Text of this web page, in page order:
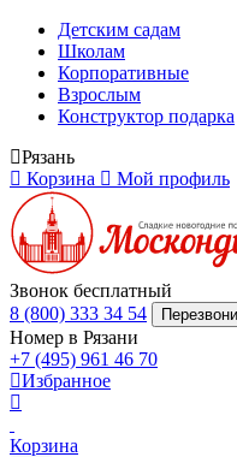
Детским садам
Школам
Корпоративные
Взрослым
Конструктор подарка
Рязань
Корзина
Мой профиль
Звонок бесплатный
8 (800) 333 34 54
Номер в Рязани
+7 (495) 961 46 70
Избранное
Корзина